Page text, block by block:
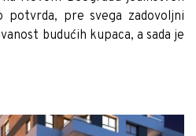
pre svega zadovoljni
budućih kupaca, a sada je